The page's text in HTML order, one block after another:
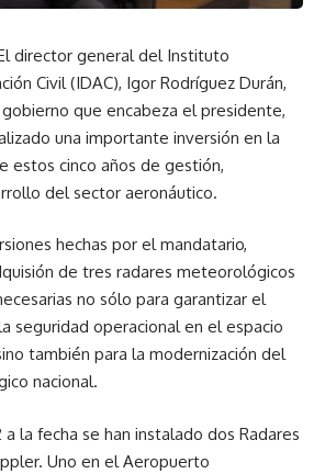
director general del Instituto
Civil (IDAC), Igor Rodríguez Durán,
que encabeza el presidente,
una importante inversión en la
estos cinco años de gestión,
del sector aeronáutico.
hechas por el mandatario,
de tres radares meteorológicos
no sólo para garantizar el
seguridad operacional en el espacio
también para la modernización del
nacional.
a la fecha se han instalado dos Radares
Uno en el Aeropuerto